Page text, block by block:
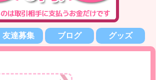
友達募集 ブログ グッズ